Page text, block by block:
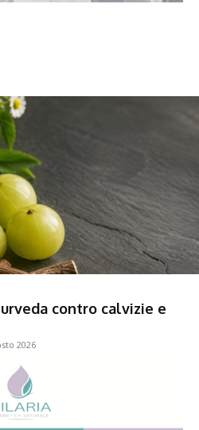
contro calvizie e
2026